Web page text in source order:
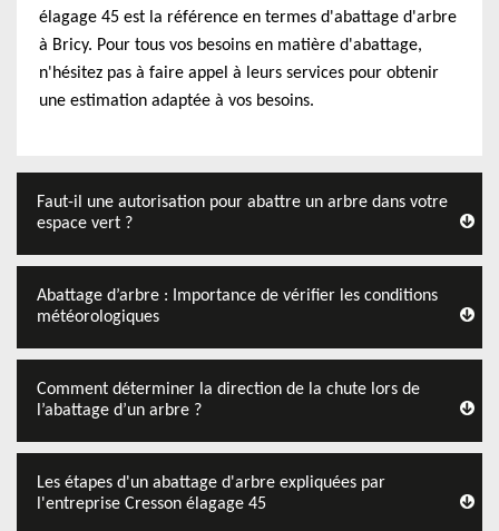
élagage 45 est la référence en termes d'abattage d'arbre
à Bricy. Pour tous vos besoins en matière d'abattage,
n'hésitez pas à faire appel à leurs services pour obtenir
une estimation adaptée à vos besoins.
Faut-il une autorisation pour abattre un arbre dans votre
espace vert ?
Abattage d’arbre : Importance de vérifier les conditions
météorologiques
Comment déterminer la direction de la chute lors de
l’abattage d’un arbre ?
Les étapes d'un abattage d'arbre expliquées par
l'entreprise Cresson élagage 45